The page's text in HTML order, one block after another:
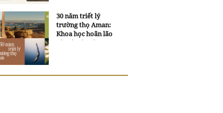
30 năm triết lý
trường thọ Aman:
Khoa học hoãn lão
và trí tuệ ngàn xưa